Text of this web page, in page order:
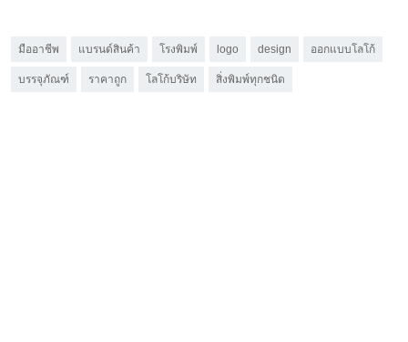
มืออาชีพ แบรนด์สินค้า โรงพิมพ์ logo design ออกแบบโลโก้
บรรจุภัณฑ์ ราคาถูก โลโก้บริษัท สิ่งพิมพ์ทุกชนิด